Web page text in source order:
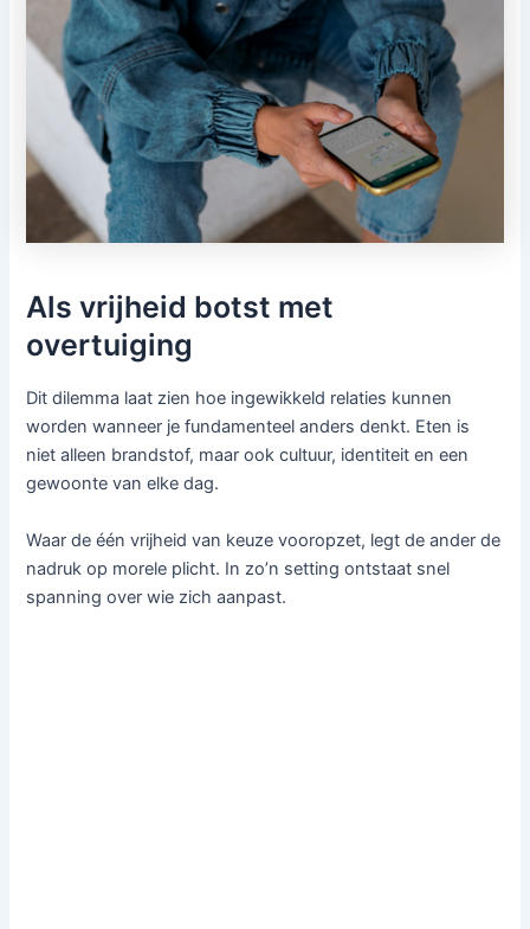
Als vrijheid botst met
overtuiging
Dit dilemma laat zien hoe ingewikkeld relaties kunnen
worden wanneer je fundamenteel anders denkt. Eten is
niet alleen brandstof, maar ook cultuur, identiteit en een
gewoonte van elke dag.
Waar de één vrijheid van keuze vooropzet, legt de ander de
nadruk op morele plicht. In zo’n setting ontstaat snel
spanning over wie zich aanpast.